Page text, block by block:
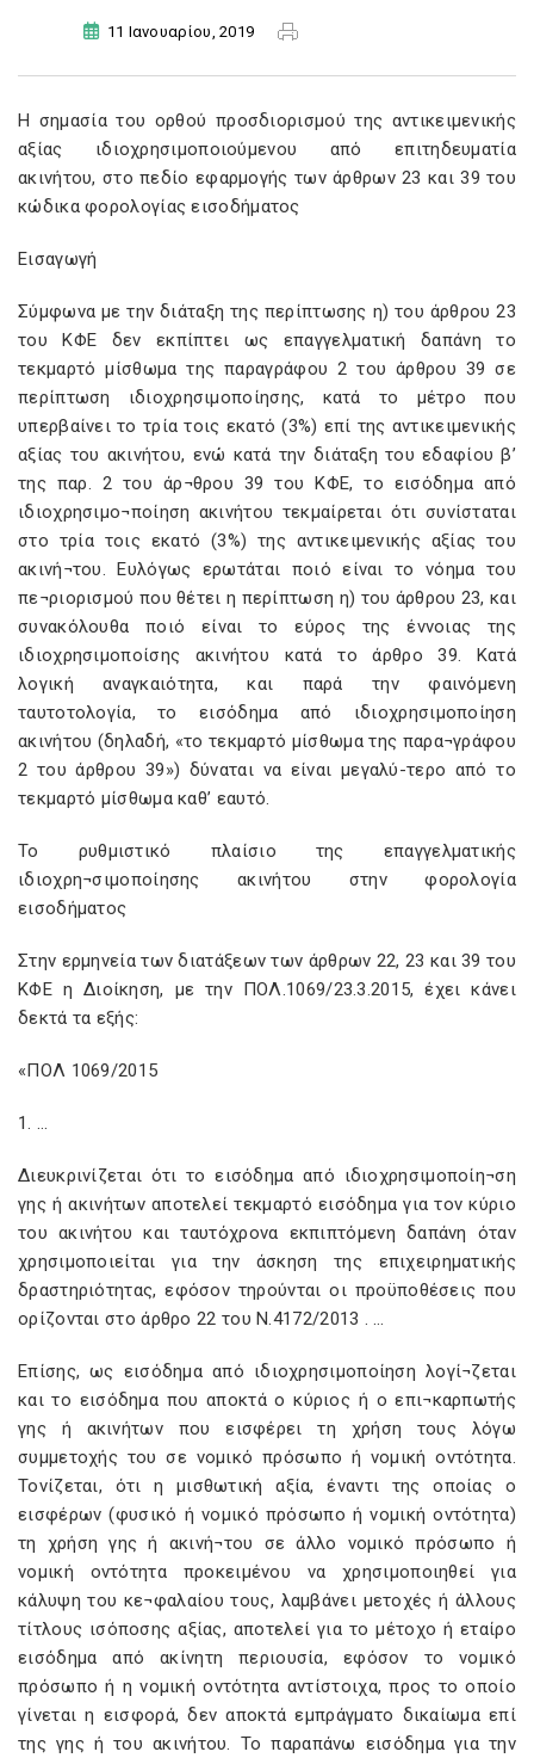
11 Ιανουαρίου, 2019
Η σημασία του ορθού προσδιορισμού της αντικειμενικής
αξίας ιδιοχρησιμοποιούμενου από επιτηδευματία
ακινήτου, στο πεδίο εφαρμογής των άρθρων 23 και 39 του
κώδικα φορολογίας εισοδήματος
Εισαγωγή
Σύμφωνα με την διάταξη της περίπτωσης η) του άρθρου 23
του ΚΦΕ δεν εκπίπτει ως επαγγελματική δαπάνη το
τεκμαρτό μίσθωμα της παραγράφου 2 του άρθρου 39 σε
περίπτωση ιδιοχρησιμοποίησης, κατά το μέτρο που
υπερβαίνει το τρία τοις εκατό (3%) επί της αντικειμενικής
αξίας του ακινήτου, ενώ κατά την διάταξη του εδαφίου β’
της παρ. 2 του άρ¬θρου 39 του ΚΦΕ, το εισόδημα από
ιδιοχρησιμο¬ποίηση ακινήτου τεκμαίρεται ότι συνίσταται
στο τρία τοις εκατό (3%) της αντικειμενικής αξίας του
ακινή¬του. Ευλόγως ερωτάται ποιό είναι το νόημα του
πε¬ριορισμού που θέτει η περίπτωση η) του άρθρου 23, και
συνακόλουθα ποιό είναι το εύρος της έννοιας της
ιδιοχρησιμοποίσης ακινήτου κατά το άρθρο 39. Κατά
λογική αναγκαιότητα, και παρά την φαινόμενη
ταυτοτολογία, το εισόδημα από ιδιοχρησιμοποίηση
ακινήτου (δηλαδή, «το τεκμαρτό μίσθωμα της παρα¬γράφου
2 του άρθρου 39») δύναται να είναι μεγαλύ-τερο από το
τεκμαρτό μίσθωμα καθ’ εαυτό.
Το ρυθμιστικό πλαίσιο της επαγγελματικής
ιδιοχρη¬σιμοποίησης ακινήτου στην φορολογία
εισοδήματος
Στην ερμηνεία των διατάξεων των άρθρων 22, 23 και 39 του
ΚΦΕ η Διοίκηση, με την ΠΟΛ.1069/23.3.2015, έχει κάνει
δεκτά τα εξής:
«ΠΟΛ 1069/2015
1. …
Διευκρινίζεται ότι το εισόδημα από ιδιοχρησιμοποίη¬ση
γης ή ακινήτων αποτελεί τεκμαρτό εισόδημα για τον κύριο
του ακινήτου και ταυτόχρονα εκπιπτόμενη δαπάνη όταν
χρησιμοποιείται για την άσκηση της επιχειρηματικής
δραστηριότητας, εφόσον τηρούνται οι προϋποθέσεις που
ορίζονται στο άρθρο 22 του Ν.4172/2013 . …
Επίσης, ως εισόδημα από ιδιοχρησιμοποίηση λογί¬ζεται
και το εισόδημα που αποκτά ο κύριος ή ο επι¬καρπωτής
γης ή ακινήτων που εισφέρει τη χρήση τους λόγω
συμμετοχής του σε νομικό πρόσωπο ή νομική οντότητα.
Τονίζεται, ότι η μισθωτική αξία, έναντι της οποίας ο
εισφέρων (φυσικό ή νομικό πρόσωπο ή νομική οντότητα)
τη χρήση γης ή ακινή¬του σε άλλο νομικό πρόσωπο ή
νομική οντότητα προκειμένου να χρησιμοποιηθεί για
κάλυψη του κε¬φαλαίου τους, λαμβάνει μετοχές ή άλλους
τίτλους ισόποσης αξίας, αποτελεί για το μέτοχο ή εταίρο
εισόδημα από ακίνητη περιουσία, εφόσον το νομικό
πρόσωπο ή η νομική οντότητα αντίστοιχα, προς το οποίο
γίνεται η εισφορά, δεν αποκτά εμπράγματο δικαίωμα επί
της γης ή του ακινήτου. Το παραπάνω εισόδημα για την